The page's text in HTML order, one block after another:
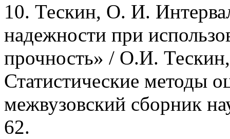
10. Тескин, О. И.
надежности при
прочность» / О.И.
Статистические методы
межвузовский сборник
62.